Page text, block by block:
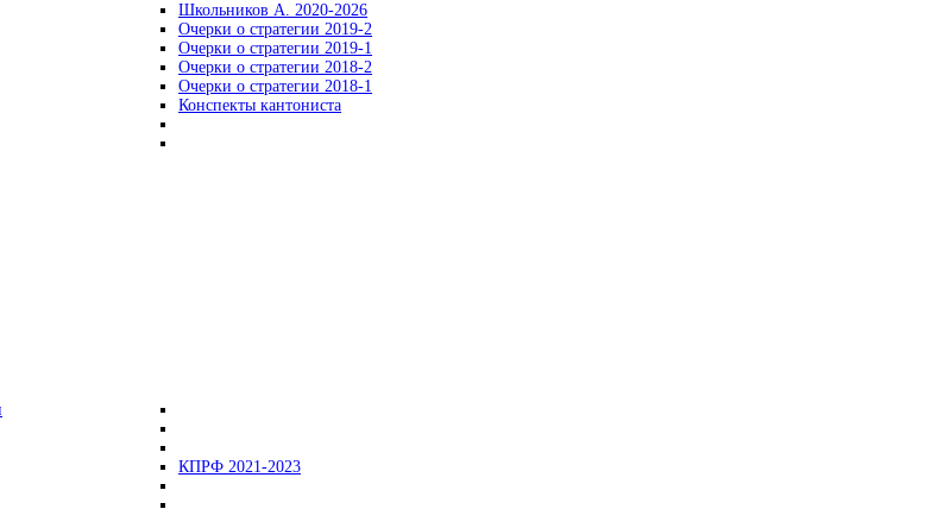
Школьников А. 2020-2026
Очерки о стратегии 2019-2
Очерки о стратегии 2019-1
Очерки о стратегии 2018-2
Очерки о стратегии 2018-1
Конспекты кантониста
КПРФ 2021-2023